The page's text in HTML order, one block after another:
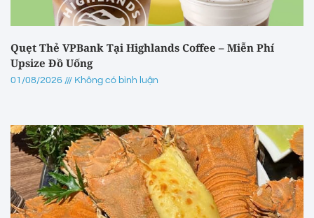
Quẹt Thẻ VPBank Tại Highlands Coffee – Miễn Phí
Upsize Đồ Uống
01/08/2026 Không có bình luận